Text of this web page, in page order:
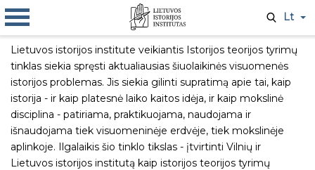
Lietuvos istorijos institute veikiantis Istorijos teorijos tyrimų
tinklas siekia spręsti aktualiausias šiuolaikinės visuomenės
istorijos problemas. Jis siekia gilinti supratimą apie tai, kaip
istorija - ir kaip platesnė laiko kaitos idėja, ir kaip mokslinė
disciplina - patiriama, praktikuojama, naudojama ir
išnaudojama tiek visuomeninėje erdvėje, tiek mokslinėje
aplinkoje. Ilgalaikis šio tinklo tikslas - įtvirtinti Vilnių ir
Lietuvos istorijos institutą kaip istorijos teorijos tyrimų
Lt